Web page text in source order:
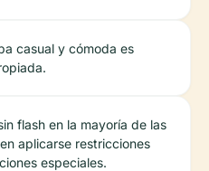
casual y cómoda es
flash en la mayoría de las
aplicarse restricciones
especiales.